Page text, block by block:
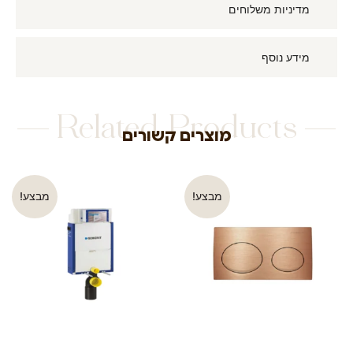
מדיניות משלוחים
מידע נוסף
Related Products
מוצרים קשורים
מבצע! מבצע!